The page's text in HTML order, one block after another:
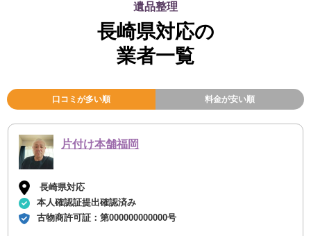
遺品整理
長崎県対応の
業者一覧
口コミが多い順 料金が安い順
片付け本舗福岡
長崎県対応
本人確認証提出確認済み
古物商許可証：第000000000000号